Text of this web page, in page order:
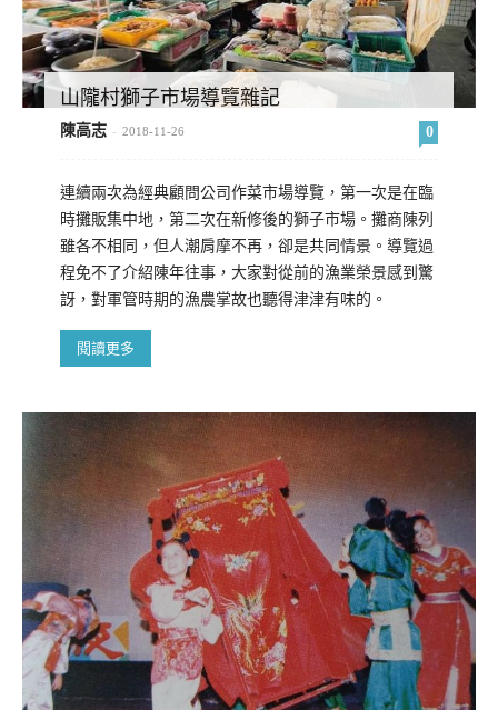
山隴村獅子市場導覽雜記
陳高志 - 2018-11-26 0
連續兩次為經典顧問公司作菜市場導覽，第一次是在臨
時攤販集中地，第二次在新修後的獅子市場。攤商陳列
雖各不相同，但人潮肩摩不再，卻是共同情景。導覽過
程免不了介紹陳年往事，大家對從前的漁業榮景感到驚
訝，對軍管時期的漁農掌故也聽得津津有味的。
閱讀更多